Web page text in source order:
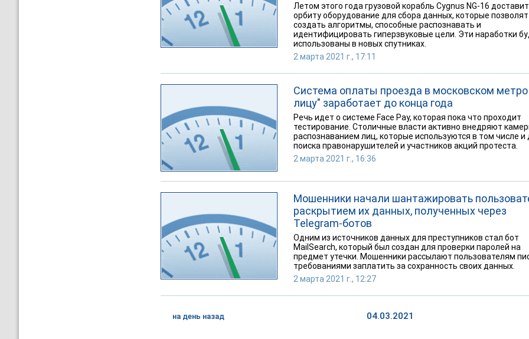
Летом этого года грузовой корабль Cygnus NG-16
орбиту оборудование для сбора данных, которые позволят
создать алгоритмы, способные распознавать и
идентифицировать гиперзвуковые цели. Эти наработки
использованы в новых спутниках.
2 марта 2021 г., 17:11
Система оплаты проезда в московском метро
лицу" заработает до конца года
Речь идет о системе Face Pay, которая пока что проходит
тестирование. Столичные власти активно внедряют
распознаванием лиц, которые используются в том числе и
поиска правонарушителей и участников акций протеста.
2 марта 2021 г., 16:36
Мошенники начали шантажировать
раскрытием их данных, полученных через
Telegram-ботов
Одним из источников данных для преступников стал бот
MailSearch, который был создан для проверки паролей на
предмет утечки. Мошенники рассылают пользователям
требованиями заплатить за сохранность своих данных.
2 марта 2021 г., 12:27
на день назад 04.03.2021